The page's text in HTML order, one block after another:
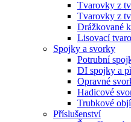
Tvarovky z
Tvarovky z
Drážkované
Lisovací
Spojky a svorky
Potrubní
DI spojky a
Opravné
Hadicové
Trubkové
Příslušenství